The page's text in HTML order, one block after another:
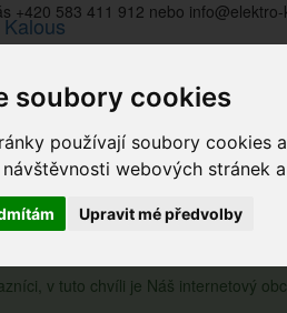
soubory cookies
používají soubory cookies
webových stránek
Upravit mé předvolby
+420 583 411 912 nebo
v tuto chvíli je Náš internetový